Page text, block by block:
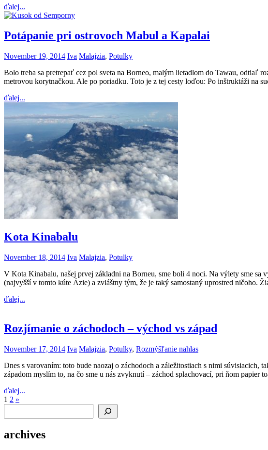
ďalej...
Potápanie pri ostrovoch Mabul a Kapalai
November 19, 2014 Iva Malajzia, Potulky
Bolo treba sa pretrepať cez pol sveta na Borneo, malým lietadlom do Tawau, odtiaľ
metrovou korytnačkou. Ale po poriadku. Toto je z tej cesty loďou: Po inštruktáži na
ďalej...
Kota Kinabalu
November 18, 2014 Iva Malajzia, Potulky
V Kota Kinabalu, našej prvej základni na Borneu, sme boli 4 noci. Na výlety sme
(najvyšší v tomto kúte Ázie) a zvláštny tým, že je taký samostaný uprostred ničoho.
ďalej...
Rozjímanie o záchodoch – východ vs západ
November 17, 2014 Iva Malajzia, Potulky, Rozmýšľanie nahlas
Dnes s varovaním: toto bude naozaj o záchodoch a záležitostiach s nimi súvisiacich,
západom myslím to, na čo sme u nás zvyknutí – záchod splachovací, pri ňom
ďalej...
Posts
1 2 Next
»
archives